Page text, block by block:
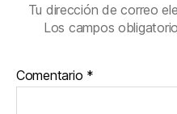
Tu dirección de correo
Los campos
Comentario *